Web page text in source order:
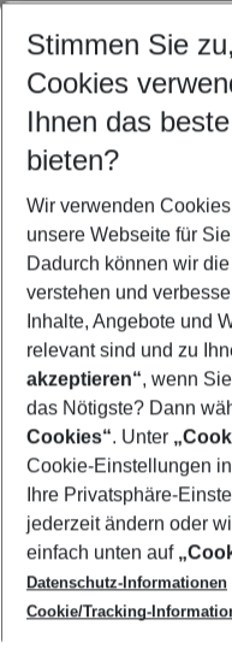
Ändern Sie Ihre Kriterien
Abflughafen wählen
Beliebiger
Reisezeitraum wählen
09.08.26– 07.08.27
2 Erwachsene
Mehr
Footer
Footer navigation
Über uns
AGB
Cookie-Einstellungen
Cookie-Richtlinie
Datenschutz
Service & Hilfe
Barrierefreies Reisen
Check-in
Folgen Sie uns
Stimmen Sie
Cookies
Ihnen das
bieten?
Wir verwenden
unsere Webseite für
Dadurch können wir
verstehen und
Inhalte, Angebote und
relevant sind und zu
akzeptieren“, wenn
das Nötigste? Dann
Cookies“. Unter
Cookie-Einstellungen
Ihre Privatsphäre-
jederzeit ändern oder
einfach unten auf
Datenschutz-Informationen
Cookie/Tracking-